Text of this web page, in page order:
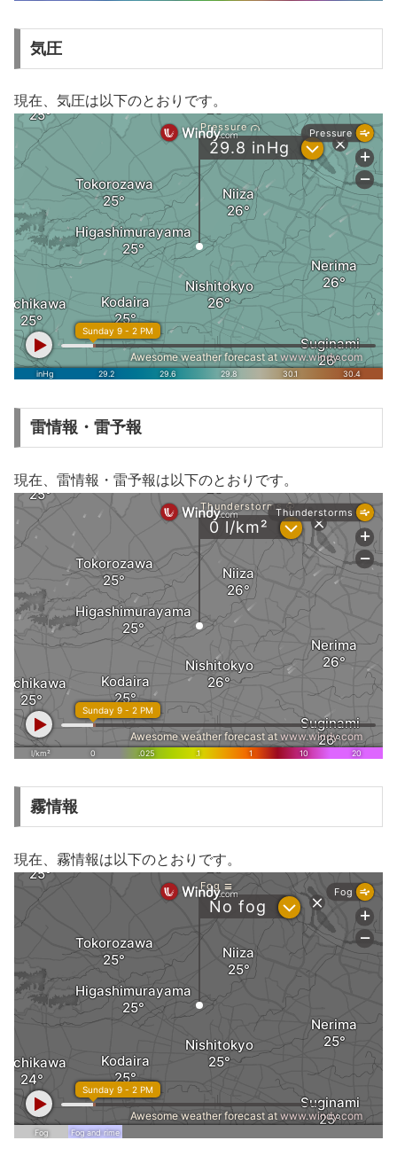
気圧
現在、気圧は以下のとおりです。
雷情報・雷予報
現在、雷情報・雷予報は以下のとおりです。
霧情報
現在、霧情報は以下のとおりです。